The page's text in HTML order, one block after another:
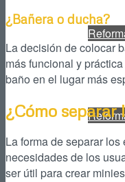
¿Bañera o ducha?
La decisión de colocar
más funcional y
baño en el lugar más
¿Cómo separar
La forma de separar
necesidades de los
ser útil para crear